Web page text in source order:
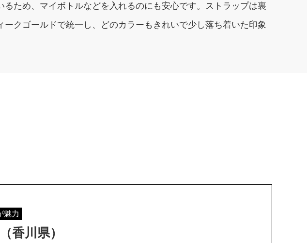
ため、マイボトルなどを入れるのにも安心です。ストラップは裏
クゴールドで統一し、どのカラーもきれいで少し落ち着いた印象
魅力
香川県）